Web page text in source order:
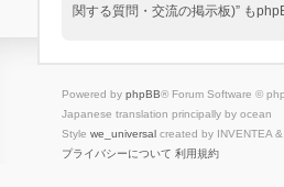
関する質問・交流の掲示板)” も
Powered by phpBB® Forum Software ©
Japanese translation principally by ocean
Style we_universalcreated by INVENTEA &
プライバシーについて 利用規約